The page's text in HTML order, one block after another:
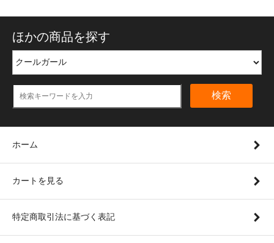
ほかの商品を探す
検索
ホーム
カートを見る
特定商取引法に基づく表記